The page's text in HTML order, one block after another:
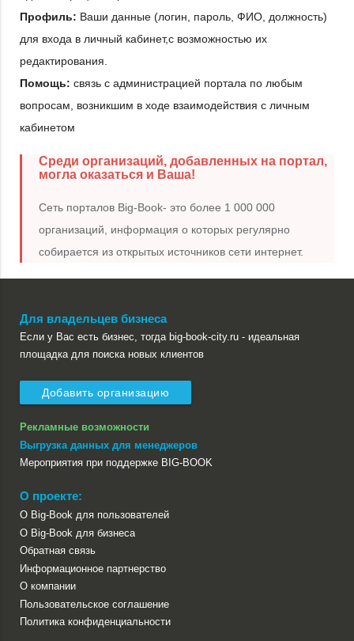
Профиль: Ваши данные (логин, пароль, ФИО, должность)
для входа в личный кабинет,с возможностью их
редактирования.
Помощь: связь с администрацией портала по любым
вопросам, возникшим в ходе взаимодействия с личным
кабинетом
Среди организаций, добавленных на портал,
могла оказаться и Ваша!
Сеть порталов Big-Book- это более 1 000 000
организаций, информация о которых регулярно
собирается из открытых источников сети интернет.
Для владельцев бизнеса
Если у Вас есть бизнес, тогда big-book-city.ru - идеальная
площадка для поиска новых клиентов
Добавить организацию
Рекламные возможности
Выгрузка данных для менеджеров
Мероприятия при поддержке BIG-BOOK
О проекте:
О Big-Book для пользователей
О Big-Book для бизнеса
Обратная связь
Информационное партнерство
О компании
Пользовательское соглашение
Политика конфиденциальности